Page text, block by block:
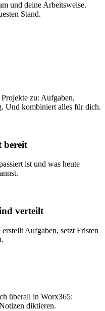
und deine Arbeitsweise.
Stand.
zu: Aufgaben,
Und kombiniert alles für dich.
bereit
ist und was heute
verteilt
Aufgaben, setzt Fristen
überall in Worx365:
diktieren.